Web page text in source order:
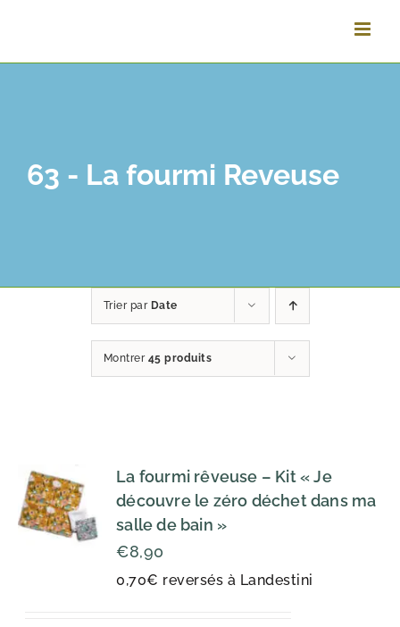
contenu
63 - La fourmi Reveuse
Trier par Date
Montrer 45 produits
La fourmi rêveuse – Kit « Je
découvre le zéro déchet dans ma
salle de bain »
0,70€ reversés à Landestini
€8,90